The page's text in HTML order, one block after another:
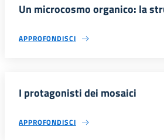
Un microcosmo organico: la
APPROFONDISCI
I protagonisti dei mosaici
APPROFONDISCI